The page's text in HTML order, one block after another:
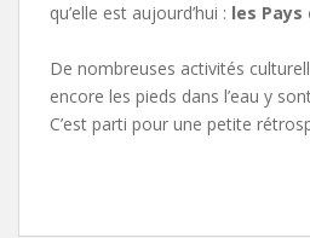
qu’elle est aujourd’hui : les Pays
De nombreuses activités
encore les pieds dans l’eau y
C’est parti pour une petite